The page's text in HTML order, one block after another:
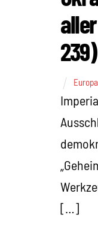
239)
Europa
[…]